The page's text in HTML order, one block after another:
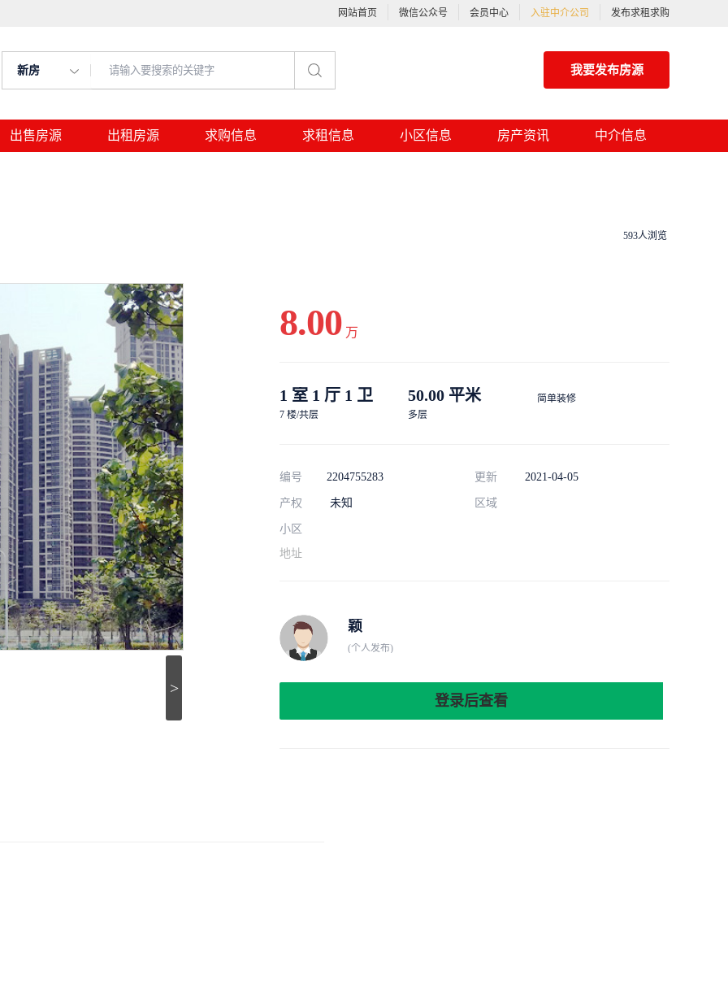
网站首页 微信公众号 会员中心 入驻中介公司 发布求租求购
新房 我要发布房源
出售房源 出租房源 求购信息 求租信息 小区信息 房产资讯 中介信息
593人浏览
>
8.00 万
1 室 1 厅 1 卫
7 楼/共层
50.00 平米
多层
简单装修
编号 2204755283 更新 2021-04-05
产权 未知 区域
小区
地址
颖
(个人发布)
登录后查看